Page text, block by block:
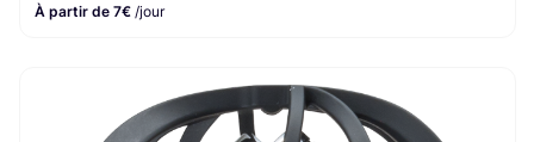
À partir de 7€ /jour